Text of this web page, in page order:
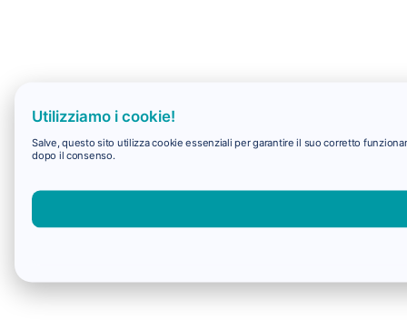
Utilizziamo i cookie!
Salve, questo sito utilizza cookie essenziali per garantire il suo corretto
dopo il consenso.